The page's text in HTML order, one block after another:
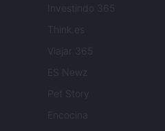
Investindo 365
Think.es
Viajar 365
ES Newz
Pet Story
Encocina